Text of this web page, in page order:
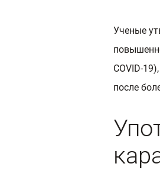
Ученые
COVID-
после